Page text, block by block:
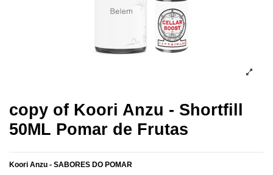
copy of Koori Anzu - Shortfill
50ML Pomar de Frutas
Koori Anzu - SABORES DO POMAR